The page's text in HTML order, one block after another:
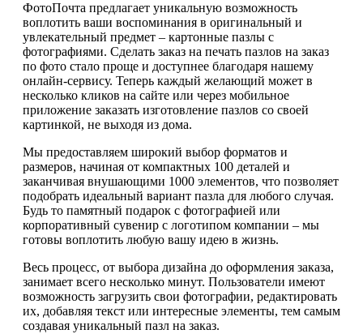
ФотоПочта предлагает уникальную возможность
воплотить ваши воспоминания в оригинальный и
увлекательный предмет – картонные пазлы с
фотографиями. Сделать заказ на печать пазлов на заказ
по фото стало проще и доступнее благодаря нашему
онлайн-сервису. Теперь каждый желающий может в
несколько кликов на сайте или через мобильное
приложение заказать изготовление пазлов со своей
картинкой, не выходя из дома.
Мы предоставляем широкий выбор форматов и
размеров, начиная от компактных 100 деталей и
заканчивая внушающими 1000 элементов, что позволяет
подобрать идеальный вариант пазла для любого случая.
Будь то памятный подарок с фотографией или
корпоративный сувенир с логотипом компании – мы
готовы воплотить любую вашу идею в жизнь.
Весь процесс, от выбора дизайна до оформления заказа,
занимает всего несколько минут. Пользователи имеют
возможность загрузить свои фотографии, редактировать
их, добавляя текст или интересные элементы, тем самым
создавая уникальный пазл на заказ.